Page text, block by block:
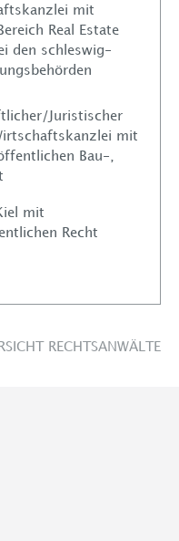
mit
Real Estate
den schleswig-
Juristischer
mit
Bau-,
mit
Recht
RECHTSANWÄLTE